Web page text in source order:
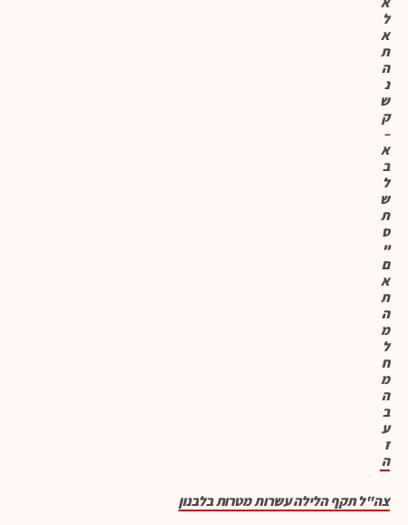
ל
א
ת
ה
נ
ש
ק
–
א
ב
ל
ש
ת
ס
יי
ם
א
ת
ה
מ
ל
ח
מ
ה
ב
ע
ז
ה
צה"ל תקף הלילה עשרות מטרות בלבנון